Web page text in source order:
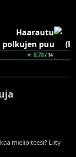
★ 8.78/ 14
mielipiteesi? Liity